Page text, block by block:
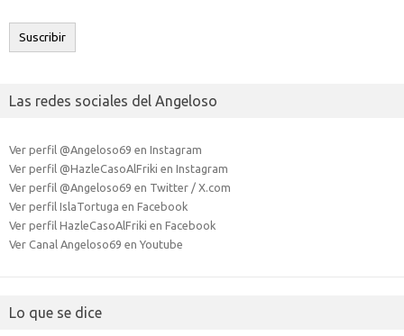
electrónico
Suscribir
Las redes sociales del Angeloso
Ver perfil @Angeloso69 en Instagram
Ver perfil @HazleCasoAlFriki en Instagram
Ver perfil @Angeloso69 en Twitter / X.com
Ver perfil IslaTortuga en Facebook
Ver perfil HazleCasoAlFriki en Facebook
Ver Canal Angeloso69 en Youtube
Lo que se dice